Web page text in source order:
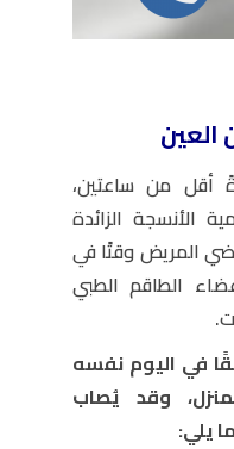
أقل من ساعتين،
الأنسجة الزائدة
المريض وقتًا في
الطاقم الطبي
في اليوم نفسه
وقد يُصاب
يلي: